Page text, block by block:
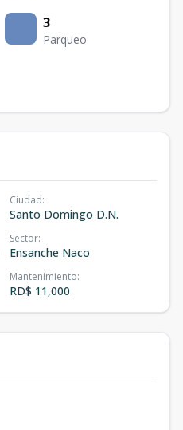
3
Parqueo
Ciudad:
Santo Domingo D.N.
Sector:
Ensanche Naco
Mantenimiento:
RD$ 11,000